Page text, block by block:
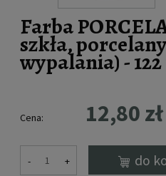
Farba
szkła,
wypalania) -
Cena: 12,80 zł
- + do